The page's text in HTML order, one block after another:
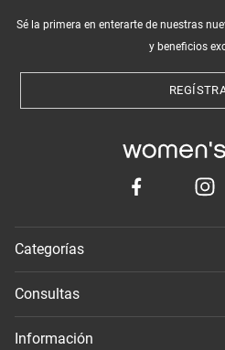
Sé la primera en enterarte de nuestras
y beneficios
Categorías
Consultas
Información